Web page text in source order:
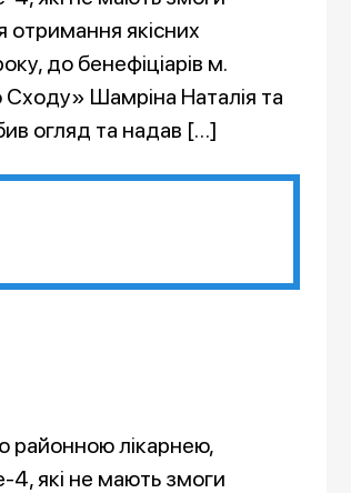
отримання якісних
до бенефіціарів м.
Сходу» Шамріна Наталія та
огляд та надав […]
районною лікарнею,
4, які не мають змоги